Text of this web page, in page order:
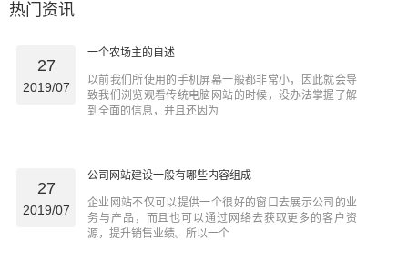
热门资讯
27
2019/07
一个农场主的自述
以前我们所使用的手机屏幕一般都非常小，因此就会导
致我们浏览观看传统电脑网站的时候，没办法掌握了解
到全面的信息，并且还因为
27
2019/07
公司网站建设一般有哪些内容组成
企业网站不仅可以提供一个很好的窗口去展示公司的业
务与产品，而且也可以通过网络去获取更多的客户资
源，提升销售业绩。所以一个